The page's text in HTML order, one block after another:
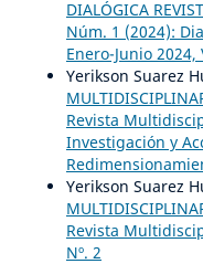
DIALÓGICA
Núm. 1 (2024):
Enero-Junio 2024,
Yerikson Suarez
Revista
Investigación y
Yerikson Suarez
Revista
Nº. 2